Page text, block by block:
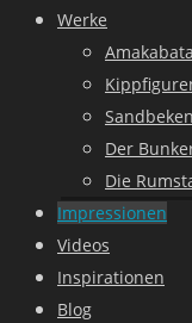
Werke
Amakabata
Der
Die
Impressionen
Videos
Inspirationen
Blog